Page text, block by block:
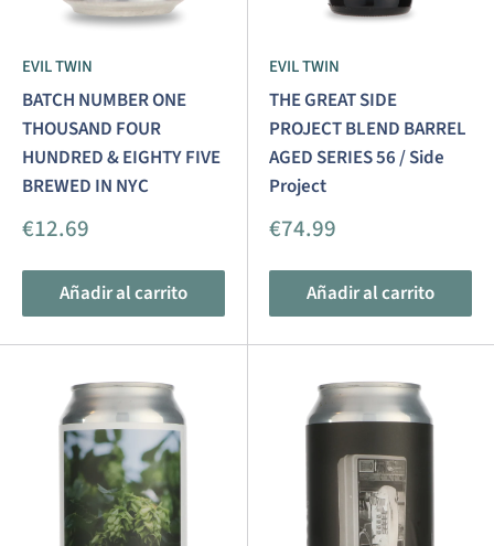
EVIL TWIN
BATCH NUMBER ONE
THOUSAND FOUR
HUNDRED & EIGHTY FIVE
BREWED IN NYC
Precio
venta
€12.69
Añadir al carrito
EVIL TWIN
THE GREAT SIDE
PROJECT BLEND BARREL
AGED SERIES 56 / Side
Project
Precio
venta
€74.99
Añadir al carrito